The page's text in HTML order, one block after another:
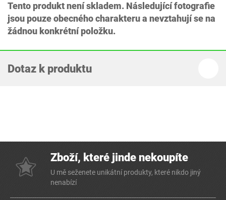
Tento produkt není skladem. Následující fotografie
jsou pouze obecného charakteru a nevztahují se na
žádnou konkrétní položku.
Dotaz k produktu
Zboží, které jinde nekoupíte
U mě seženete unikátní produkty, které nikdo jiný
nenabízí